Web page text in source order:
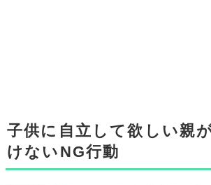
子供に自立して欲しい親
けないNG行動